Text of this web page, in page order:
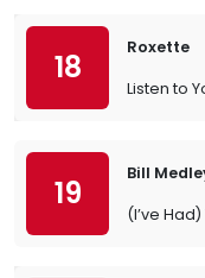
18
Roxette
Listen to
19
Bill
(I’ve